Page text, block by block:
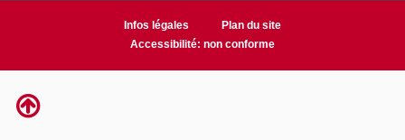
Infos légales
Plan du site
Accessibilité: non conforme